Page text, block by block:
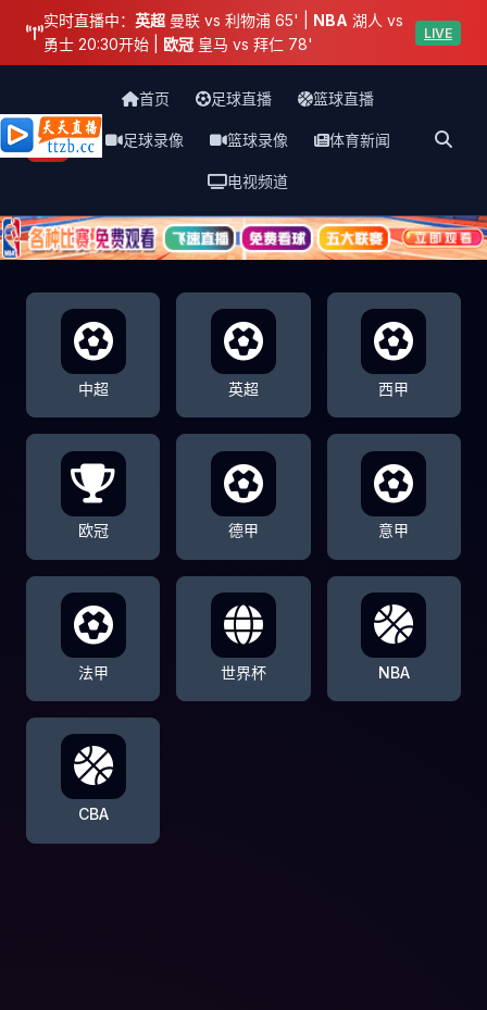
实时直播中： 英超 曼联 vs 利物浦 65' | NBA 湖人 vs
勇士 20:30开始 | 欧冠 皇马 vs 拜仁 78'
LIVE
天天直播网
首页 足球直播 篮球直播
足球录像 篮球录像 体育新闻
电视频道
中超 英超 西甲
欧冠 德甲 意甲
法甲 世界杯 NBA
CBA